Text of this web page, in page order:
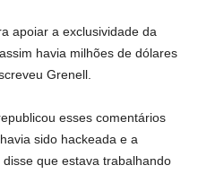
apoiar a exclusividade da
havia milhões de dólares
Grenell.
esses comentários
sido hackeada e a
que estava trabalhando